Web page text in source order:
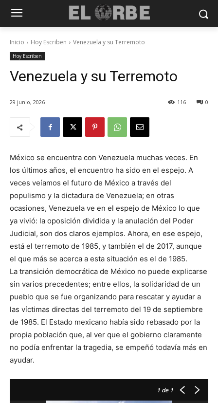
Inicio Hoy Escriben Venezuela y su Terremoto
Hoy Escriben
Venezuela y su Terremoto
29 junio, 2026 0
116
México se encuentra con Venezuela muchas veces. En
los últimos años, el encuentro ha sido en el espejo. A
veces veíamos el futuro de México a través del
populismo y la dictadura de Venezuela; en otras
ocasiones, Venezuela ve en el espejo de México lo que
ya vivió: la oposición dividida y la anulación del Poder
Judicial, son dos claros ejemplos. Ahora, en ese espejo,
está el terremoto de 1985, y también el de 2017, aunque
el que más se acerca a esta situación es el de 1985.
La transición democrática de México no puede explicarse
sin varios precedentes; entre ellos, la solidaridad de un
pueblo que se fue organizando para rescatar y ayudar a
las víctimas directas del terremoto del 19 de septiembre
de 1985. El Estado mexicano había sido rebasado por la
propia población que, al ver que el gobierno claramente
no podía enfrentar la tragedia, se empeñó todavía más en
ayudar.
1 de 1